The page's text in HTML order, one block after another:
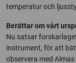
temperatur och
Berättar om vårt
Nu satsar
instrument, för att
observera med